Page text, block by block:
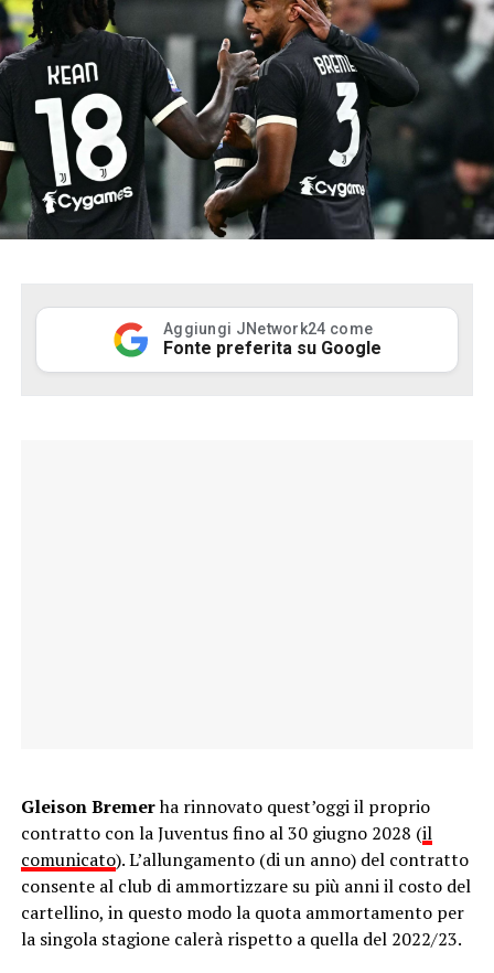
Aggiungi JNetwork24 come
Fonte preferita su Google
Gleison Bremerha rinnovato quest’oggi il proprio
contratto con la Juventus fino al 30 giugno 2028 (il
comunicato). L’allungamento (di un anno) del contratto
consente al club di ammortizzare su più anni il costo del
cartellino, in questo modo la quota ammortamento per
la singola stagione calerà rispetto a quella del 2022/23.